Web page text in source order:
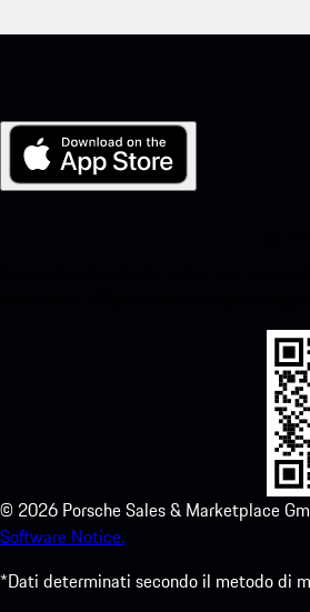
© 2026 Porsche Sales & Marketplace
Software Notice.
*Dati determinati secondo il metodo di